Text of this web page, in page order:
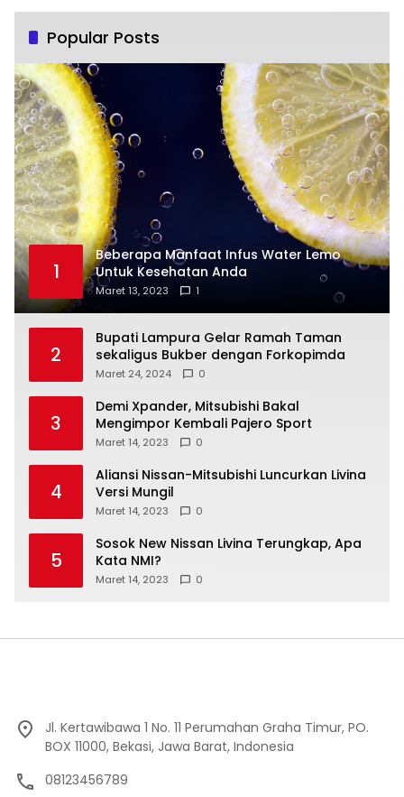
Popular Posts
1
Beberapa Manfaat Infus Water Lemo
Untuk Kesehatan Anda
Maret 13, 2023 1
2
Bupati Lampura Gelar Ramah Taman
sekaligus Bukber dengan Forkopimda
Maret 24, 2024 0
3
Demi Xpander, Mitsubishi Bakal
Mengimpor Kembali Pajero Sport
Maret 14, 2023 0
4
Aliansi Nissan-Mitsubishi Luncurkan Livina
Versi Mungil
Maret 14, 2023 0
5
Sosok New Nissan Livina Terungkap, Apa
Kata NMI?
Maret 14, 2023 0
Jl. Kertawibawa 1 No. 11 Perumahan Graha Timur, PO.
BOX 11000, Bekasi, Jawa Barat, Indonesia
08123456789